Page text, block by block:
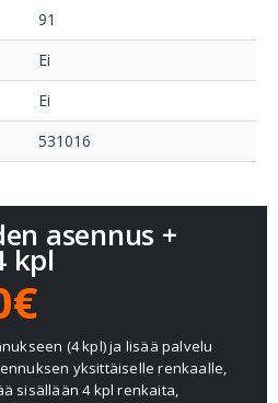
91
Ei
Ei
531016
asennus +
kpl
(4 kpl) ja lisää palvelu
yksittäiselle renkaalle,
sisällään 4 kpl renkaita,